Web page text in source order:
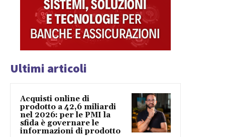
Ultimi articoli
Acquisti online di
prodotto a 42,6 miliardi
nel 2026: per le PMI la
sfida è governare le
informazioni di prodotto